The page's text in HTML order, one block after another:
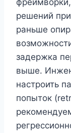
решений
раньше
задержка
выше.
настроить
попыток